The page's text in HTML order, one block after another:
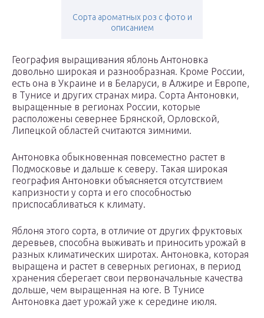
Сорта ароматных роз с фото и
описанием
География выращивания яблонь Антоновка
довольно широкая и разнообразная. Кроме России,
есть она в Украине и в Беларуси, в Алжире и Европе,
в Тунисе и других странах мира. Сорта Антоновки,
выращенные в регионах России, которые
расположены севернее Брянской, Орловской,
Липецкой областей считаются зимними.
Антоновка обыкновенная повсеместно растет в
Подмосковье и дальше к северу. Такая широкая
география Антоновки объясняется отсутствием
капризности у сорта и его способностью
приспосабливаться к климату.
Яблоня этого сорта, в отличие от других фруктовых
деревьев, способна выживать и приносить урожай в
разных климатических широтах. Антоновка, которая
выращена и растет в северных регионах, в период
хранения сберегает свои первоначальные качества
дольше, чем выращенная на юге. В Тунисе
Антоновка дает урожай уже к середине июля.